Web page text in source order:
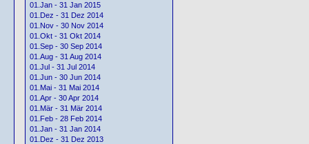
01.Jan - 31 Jan 2015
01.Dez - 31 Dez 2014
01.Nov - 30 Nov 2014
01.Okt - 31 Okt 2014
01.Sep - 30 Sep 2014
01.Aug - 31 Aug 2014
01.Jul - 31 Jul 2014
01.Jun - 30 Jun 2014
01.Mai - 31 Mai 2014
01.Apr - 30 Apr 2014
01.Mär - 31 Mär 2014
01.Feb - 28 Feb 2014
01.Jan - 31 Jan 2014
01.Dez - 31 Dez 2013